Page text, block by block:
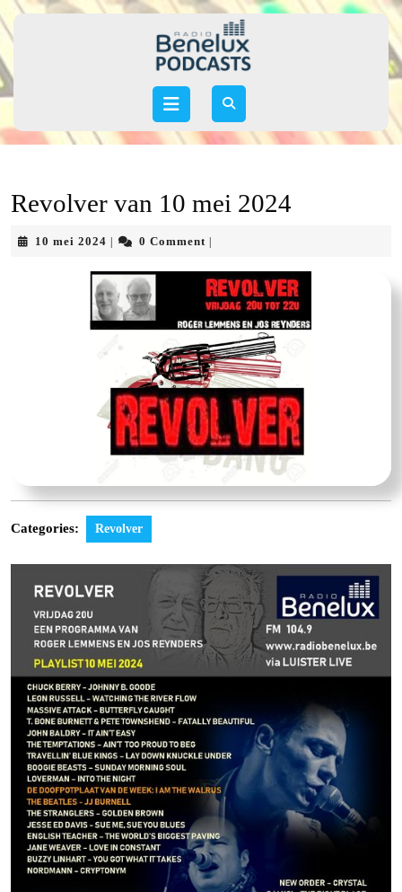
Skip
to
Open
Revolver van 10 mei 2024
10 mei 2024 10
2024
0 Comment
Categories: Revolver